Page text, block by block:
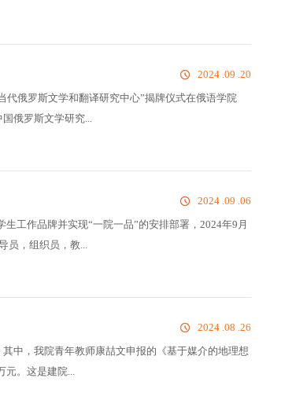
2024 .09 .20
俄罗斯文学和翻译研究中心”揭牌仪式在俄语学院
俄罗斯文学研究...
2024 .09 .06
工作品牌并实现“一院一品”的安排部署，2024年9月
员，组织员，教...
2024 .08 .26
中，我院青年教师康喆文申报的《基于媒介的地理想
元。这是建院...